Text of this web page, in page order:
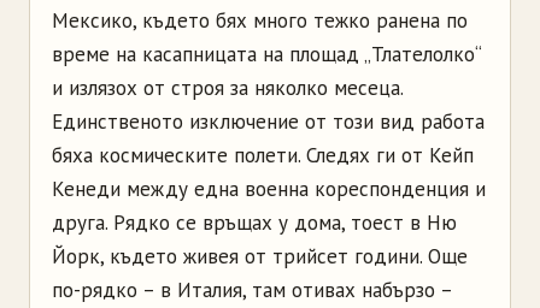
Мексико, където бях много тежко ранена по
време на касапницата на площад „Тлателолко“
и излязох от строя за няколко месеца.
Единственото изключение от този вид работа
бяха космическите полети. Следях ги от Кейп
Кенеди между една военна кореспонденция и
друга. Рядко се връщах у дома, тоест в Ню
Йорк, където живея от трийсет години. Още
по-рядко – в Италия, там отивах набързо –